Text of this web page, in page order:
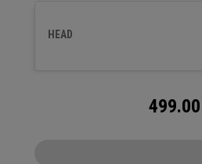
HEAD
499.00